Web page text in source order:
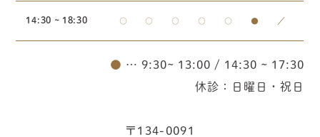
14:30 ~ 18:30 ○ ○ ○ ○ ○ ● ／
● … 9:30~ 13:00 / 14:30 ~ 17:30
休診：日曜日・祝日
〒134-0091